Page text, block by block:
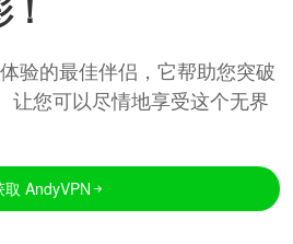
验的最佳伴侣，它帮助您突破
让您可以尽情地享受这个无界
取 AndyVPN